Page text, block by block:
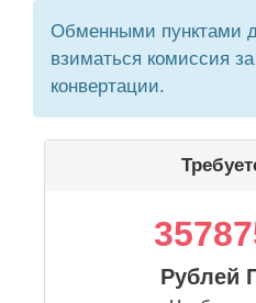
Обменными пунктами
взиматься комиссия
конвертации.
Рублей